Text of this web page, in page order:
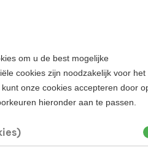
om u de best mogelijke
cookies zijn noodzakelijk voor het
onze cookies accepteren door
hieronder aan te passen.